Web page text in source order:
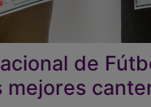
de
mejores